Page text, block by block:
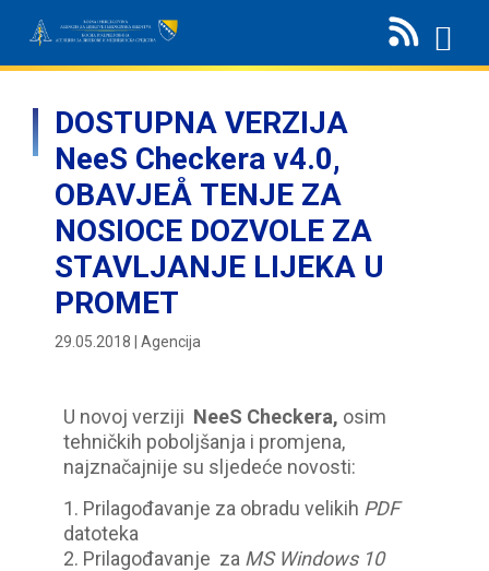
DOSTUPNA VERZIJA
NeeS Checkera v4.0,
OBAVJEÅ TENJE ZA
NOSIOCE DOZVOLE ZA
STAVLJANJE LIJEKA U
PROMET
29.05.2018 | Agencija
U novoj verziji NeeS Checkera, osim
tehničkih poboljšanja i promjena,
najznačajnije su sljedeće novosti:
1. Prilagođavanje za obradu velikih PDF
datoteka
2. Prilagođavanje za MS Windows 10